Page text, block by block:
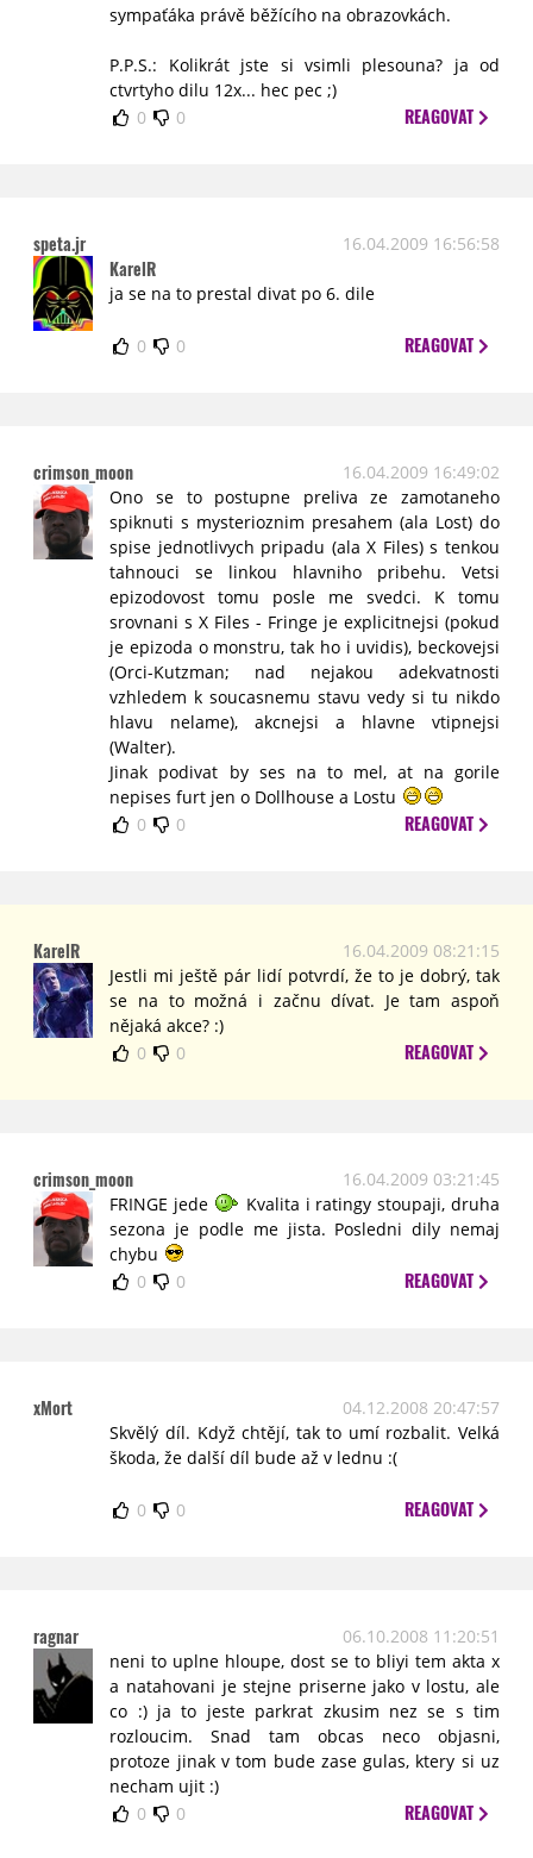
sympaťáka právě běžícího na obrazovkách.
P.P.S.: Kolikrát jste si vsimli plesouna? ja od
ctvrtyho dilu 12x... hec pec ;)
0
0 REAGOVAT
speta.jr 16.04.2009 16:56:58
KarelR
ja se na to prestal divat po 6. dile
0 0 REAGOVAT
crimson_moon
16.04.2009 16:49:02
Ono se to postupne preliva ze zamotaneho
spiknuti s mysterioznim presahem (ala Lost) do
spise jednotlivych pripadu (ala X Files) s tenkou
tahnouci se linkou hlavniho pribehu. Vetsi
epizodovost tomu posle me svedci. K tomu
srovnani s X Files - Fringe je explicitnejsi (pokud
je epizoda o monstru, tak ho i uvidis), beckovejsi
(Orci-Kutzman; nad nejakou adekvatnosti
vzhledem k soucasnemu stavu vedy si tu nikdo
hlavu nelame), akcnejsi a hlavne vtipnejsi
(Walter).
Jinak podivat by ses na to mel, at na gorile
nepises furt jen o Dollhouse a Lostu
0
0 REAGOVAT
KarelR
16.04.2009 08:21:15
Jestli mi ještě pár lidí potvrdí, že to je dobrý, tak
se na to možná i začnu dívat. Je tam aspoň
nějaká akce? :)
0
0 REAGOVAT
crimson_moon
16.04.2009 03:21:45
FRINGE jede
Kvalita i ratingy stoupaji, druha
sezona je podle me jista. Posledni dily nemaj
chybu
0
0 REAGOVAT
xMort
04.12.2008 20:47:57
Skvělý díl. Když chtějí, tak to umí rozbalit. Velká
škoda, že další díl bude až v lednu :(
0 0 REAGOVAT
ragnar
06.10.2008 11:20:51
neni to uplne hloupe, dost se to bliyi tem akta x
a natahovani je stejne priserne jako v lostu, ale
co :) ja to jeste parkrat zkusim nez se s tim
rozloucim. Snad tam obcas neco objasni,
protoze jinak v tom bude zase gulas, ktery si uz
necham ujit :)
0
0 REAGOVAT